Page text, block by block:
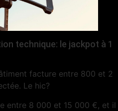
technique: le jackpot à 1
facture entre 800 et 2
Le hic?
entre 8 000 et 15 000 €, et il